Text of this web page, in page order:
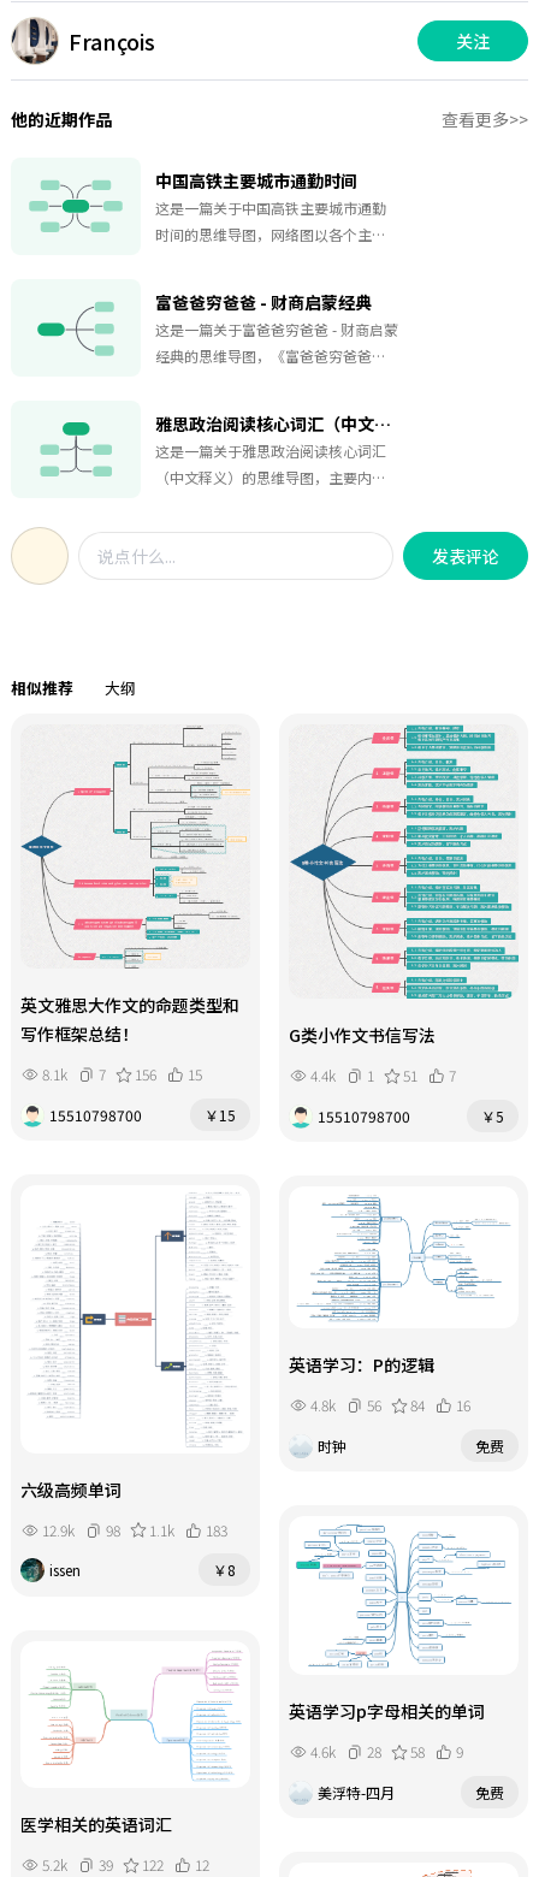
François 关注
他的近期作品 查看更多>>
中国高铁主要城市通勤时间
这是一篇关于中国高铁主要城市通勤
时间的思维导图，网络图以各个主要
展示了不同城市之间的高铁通勤时
间。图中涵盖了众多国内主要城市，
如哈尔滨、长春、沈阳等东北地区城
州等华东地区城市；广州、深圳等华
南地区城市；成都、重庆等西南地区
城市；西安、兰州等西北地区城市。
时间和路线。比如计划从北京出发前
往西安旅游，通过查看图中信息，能
作。图中的颜色和线条粗细还对通勤
时间进行了区分，1小时、2小时、3小
时等不同通勤时长一目了然，让用户
能够快速获取所需信息。无论您是出
于旅行、商务、研究还是规划目的，
这个中国高铁主要城市通勤时间关系
网络图模板都能为您提供极大的便
利，帮助您更好地了解国内城市间的
高铁交通情况。
富爸爸穷爸爸 - 财商启蒙经典
这是一篇关于富爸爸穷爸爸 - 财商启蒙
经典的思维导图，《富爸爸穷爸爸》
对财富认知的桎梏。书中清崎有两
个“爸爸”，穷爸爸是他亲生父亲，
高学历却一生为钱所困；富爸爸是好
生，源于他们迥异的财富观念。穷爸
上，二者也大相径庭。穷爸爸觉得房
子是资产，而富爸爸明确指出，房子
如果是自住且需要不断偿还贷款，那
便是负债，只有能带来正向现金流的
才是资产。这一观点颠覆了很多人对
资产的固有理解。富爸爸倡导培养财
商，包括会计、投资、市场和法律等
多方面知识和能力的综合。他鼓励人
们勇于冒险，抓住投资机会，学会分
析市场趋势。同时，要克服对损失的
恐惧，因为失败是成功路上的必经阶
段。这本书告诉我们，财富并非遥不
可及，关键在于转变思维，提升财
商，学会让钱为自己工作，如此才能
雅思政治阅读核心词汇（中文释义）
这是一篇关于雅思政治阅读核心词汇
（中文释义）的思维导图，主要内容
治组织与机构，三、政治人物与角
色，四、政治活动与行为，五、政治
现象与问题，六、法律与权利，七、
发表评论
相似推荐 大纲
英文雅思大作文的命题类型和
写作框架总结！
8.1k 7 156
15
15510798700
￥15
G类小作文书信写法
4.4k 1 51
7
15510798700
￥5
六级高频单词
12.9k 98 1.1k
183
issen
￥8
英语学习：P的逻辑
4.8k 56 84
16
时钟
免费
英语学习p字母相关的单词
4.6k 28 58
9
美浮特-四月
免费
医学相关的英语词汇
5.2k 39 122
12